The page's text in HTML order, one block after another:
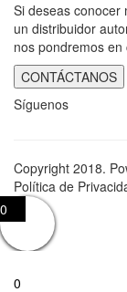
Si deseas conocer
un distribuidor
nos pondremos en
CONTÁCTANOS
Síguenos
Copyright 2018.
Política de
0
0